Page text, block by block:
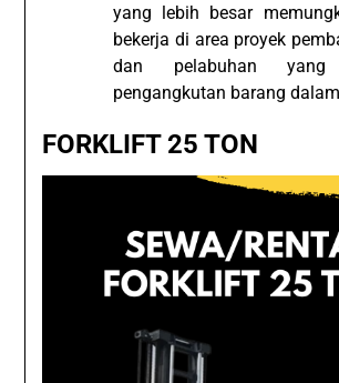
yang lebih besar
bekerja di area proyek
dan pelabuhan yang
pengangkutan barang
FORKLIFT 25 TON